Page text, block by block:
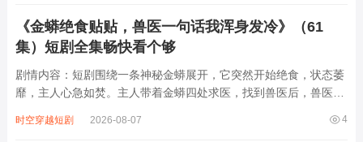
《金蟒绝食贴贴，兽医一句话我浑身发冷》（61
集）短剧全集畅快看个够
剧情内容：短剧围绕一条神秘金蟒展开，它突然开始绝食，状态萎
靡，主人心急如焚。主人带着金蟒四处求医，找到兽医后，兽医一
隐藏着不为人知的危险秘密，可能是生存环境突变，也可能是遭遇
4
时空穿越短剧 2026-08-07